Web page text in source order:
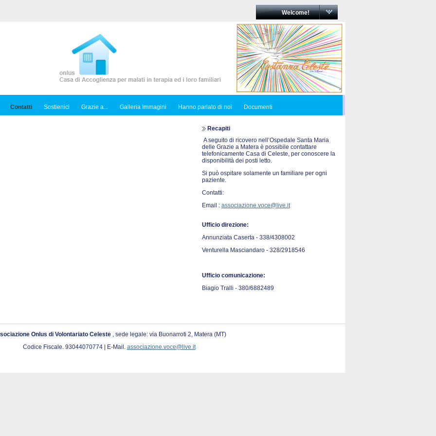
Welcome!
Contatti Sostienici Grazie a... Galleria Immagini Hanno parlato di noi Documenti
Recapiti
A seguito di ricovero nell’Ospedale Santa Maria
delle Grazie a Matera è possibile contattare
telefonicamente Casa di Celeste, per conoscere la
disponibilità dei posti letto.
Si può ospitare solamente un familiare per ogni
paziente.
Contatti:
Email : associazione.voce@live.it
Ufficio direzione:
Annunziata Caserta - 338/4308002
Venturella Masciandaro - 328/2918546
Ufficio comunicazione:
Biagio Tralli - 380/6882489
Onlus di Volontariato Celeste , sede legale: via Buonarroti 2, Matera (MT)
Codice Fiscale. 93044070774 | E-Mail. associazione.voce@live.it